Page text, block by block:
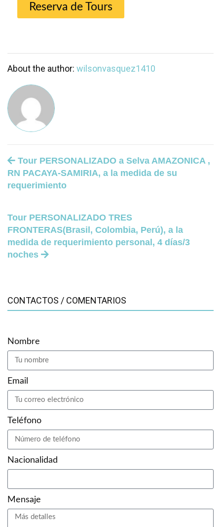
Reserva de Tours
About the author: wilsonvasquez1410
Tour PERSONALIZADO a Selva AMAZONICA ,
RN PACAYA-SAMIRIA, a la medida de su
requerimiento
Tour PERSONALIZADO TRES
FRONTERAS(Brasil, Colombia, Perú), a la
medida de requerimiento personal, 4 días/3
noches
CONTACTOS / COMENTARIOS
Nombre
Email
Teléfono
Nacionalidad
Mensaje